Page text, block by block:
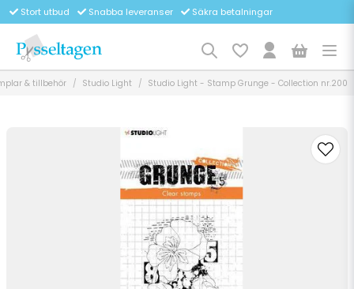
Stort utbud Snabba leveranser Säkra betalningar
& tillbehör Studio Light Studio Light - Stamp Grunge - Collection nr.200